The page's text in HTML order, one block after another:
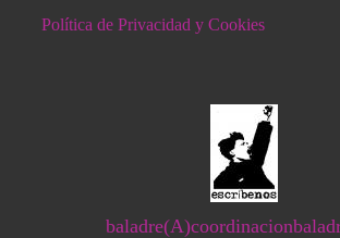
Política de Privacidad y Cookies